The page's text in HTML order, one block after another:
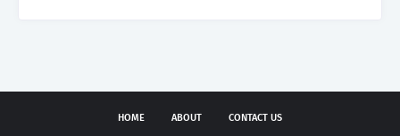
HOME ABOUT CONTACT US